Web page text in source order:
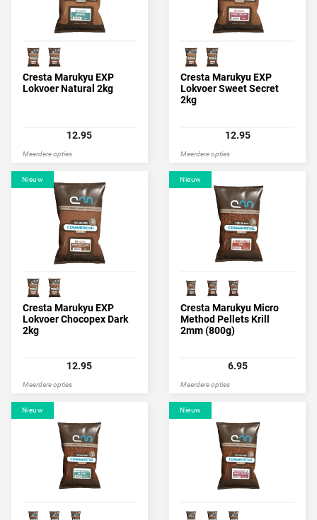
Cresta Marukyu EXP
Lokvoer Natural 2kg
12.95
Meerdere opties
Cresta Marukyu EXP
Lokvoer Sweet Secret
2kg
12.95
Meerdere opties
Nieuw
Cresta Marukyu EXP
Lokvoer Chocopex Dark
2kg
12.95
Meerdere opties
Nieuw
Cresta Marukyu Micro
Method Pellets Krill
2mm (800g)
6.95
Meerdere opties
Nieuw Nieuw